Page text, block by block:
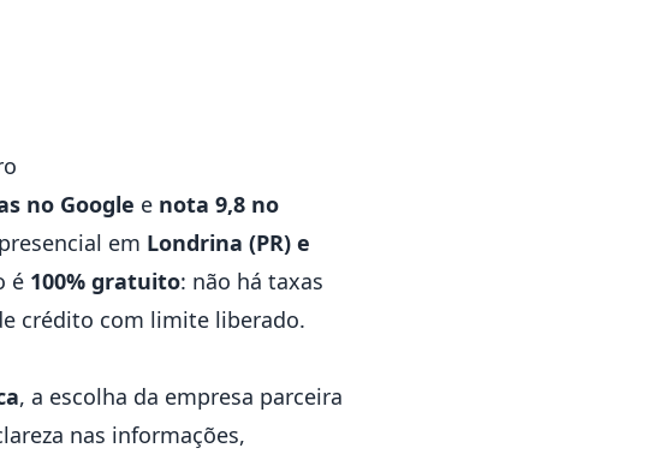
no Google e nota 9,8 no
em Londrina (PR) e
é 100% gratuito: não há taxas
crédito com limite liberado.
, a escolha da empresa parceira
nas informações,